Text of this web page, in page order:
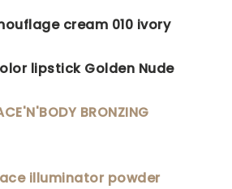
cream 010 ivory
lipstick Golden Nude
BRONZING
face illuminator powder